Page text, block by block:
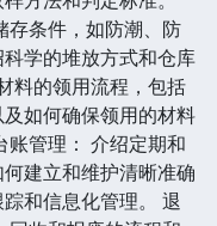
存条件，如防潮、防
学的堆放方式和仓库
料的领用流程，包括
如何确保领用的材料
账管理： 介绍定期和
建立和维护清晰准确
和信息化管理。 退